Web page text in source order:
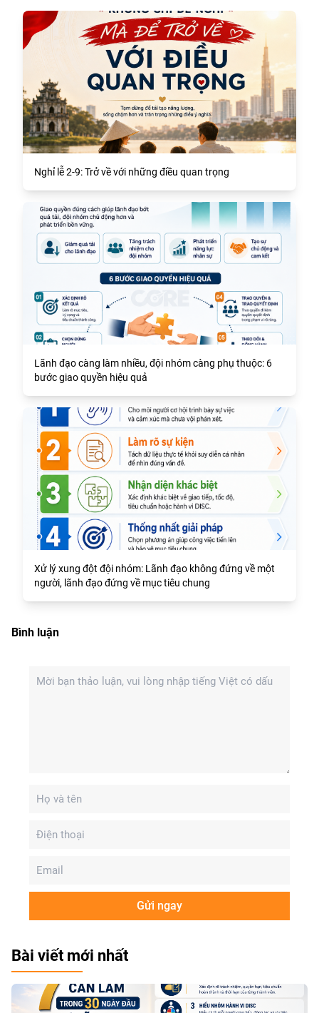
Nghỉ lễ 2-9: Trở về với những điều quan trọng
Lãnh đạo càng làm nhiều, đội nhóm càng phụ thuộc: 6
bước giao quyền hiệu quả
Xử lý xung đột đội nhóm: Lãnh đạo không đứng về một
người, lãnh đạo đứng về mục tiêu chung
Bình luận
Gửi ngay
Bài viết mới nhất